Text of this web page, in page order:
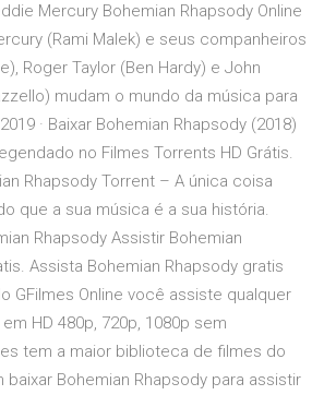
Mercury Bohemian Rhapsody Online
(Rami Malek) e seus companheiros
Roger Taylor (Ben Hardy) e John
mudam o mundo da música para
· Baixar Bohemian Rhapsody (2018)
no Filmes Torrents HD Grátis.
Rhapsody Torrent – A única coisa
que a sua música é a sua história.
Rhapsody Assistir Bohemian
Assista Bohemian Rhapsody gratis
GFilmes Online você assiste qualquer
HD 480p, 720p, 1080p sem
tem a maior biblioteca de filmes do
baixar Bohemian Rhapsody para assistir